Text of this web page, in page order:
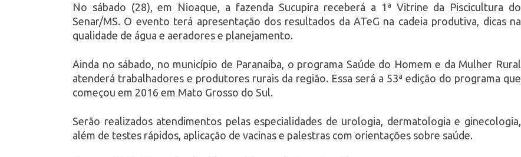
No sábado (28), em Nioaque, a fazenda Sucupira receberá a 1ª Vitrine da Piscicultura do
Senar/MS. O evento terá apresentação dos resultados da ATeG na cadeia produtiva, dicas na
qualidade de água e aeradores e planejamento.
Ainda no sábado, no município de Paranaíba, o programa Saúde do Homem e da Mulher Rural
atenderá trabalhadores e produtores rurais da região. Essa será a 53ª edição do programa que
começou em 2016 em Mato Grosso do Sul.
Serão realizados atendimentos pelas especialidades de urologia, dermatologia e ginecologia,
além de testes rápidos, aplicação de vacinas e palestras com orientações sobre saúde.